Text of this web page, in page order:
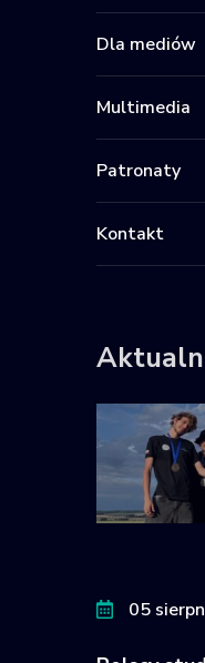
Dla mediów
Multimedia
Patronaty
Kontakt
05